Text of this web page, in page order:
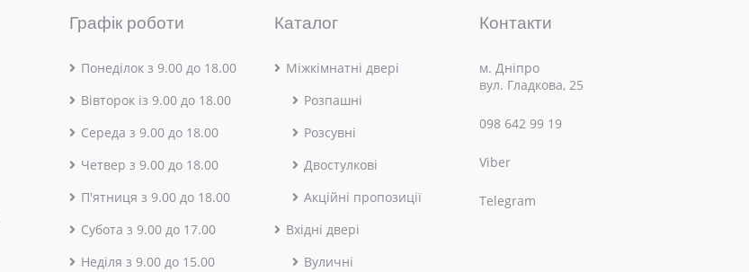
Графік роботи
Понеділок з 9.00 до 18.00
Вівторок із 9.00 до 18.00
Середа з 9.00 до 18.00
Четвер з 9.00 до 18.00
П'ятниця з 9.00 до 18.00
Субота з 9.00 до 17.00
Неділя з 9.00 до 15.00
Каталог
Міжкімнатні двері
Розпашні
Розсувні
Двостулкові
Акційні пропозиції
Вхідні двері
Вуличні
Контакти
м. Дніпро
вул. Гладкова, 25
098 642 99 19
Viber
Telegram